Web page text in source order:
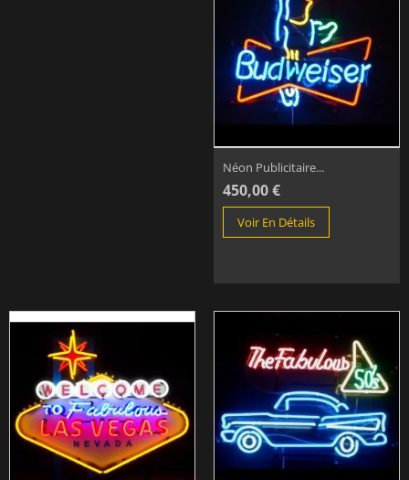
Néon Publicitaire...
450,00 €
Voir En Détails